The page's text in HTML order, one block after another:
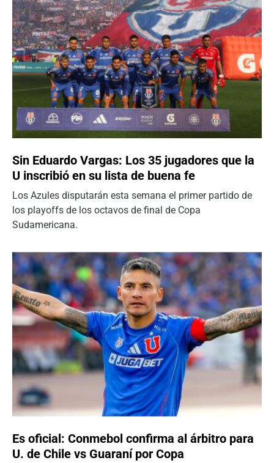
Sin Eduardo Vargas: Los 35 jugadores que la
U inscribió en su lista de buena fe
Los Azules disputarán esta semana el primer partido de
los playoffs de los octavos de final de Copa
Sudamericana.
Es oficial: Conmebol confirma al árbitro para
U. de Chile vs Guaraní por Copa